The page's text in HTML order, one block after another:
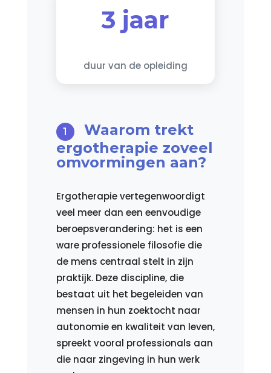
3 jaar
duur van de opleiding
Waarom trekt
ergotherapie zoveel
omvormingen aan?
Ergotherapie vertegenwoordigt
veel meer dan een eenvoudige
beroepsverandering: het is een
ware professionele filosofie die
de mens centraal stelt in zijn
praktijk. Deze discipline, die
bestaat uit het begeleiden van
mensen in hun zoektocht naar
autonomie en kwaliteit van leven,
spreekt vooral professionals aan
die naar zingeving in hun werk